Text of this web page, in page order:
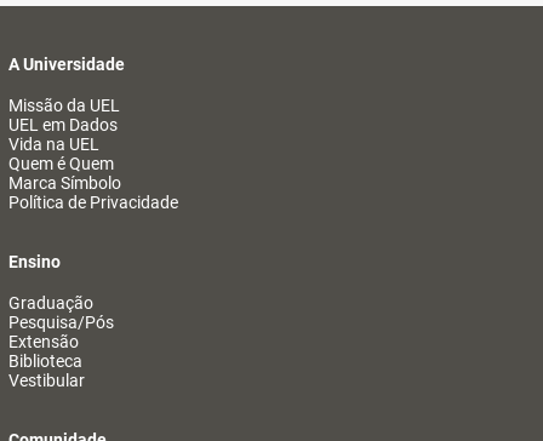
A Universidade
Missão da UEL
UEL em Dados
Vida na UEL
Quem é Quem
Marca Símbolo
Política de Privacidade
Ensino
Graduação
Pesquisa/Pós
Extensão
Biblioteca
Vestibular